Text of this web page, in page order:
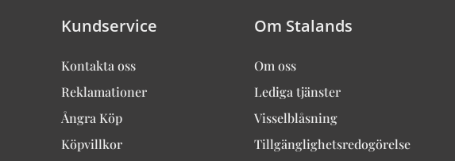
Kundservice
Kontakta oss
Reklamationer
Ångra Köp
Köpvillkor
Om Stalands
Om oss
Lediga tjänster
Visselblåsning
Tillgänglighetsredogörelse